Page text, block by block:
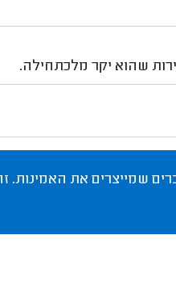
שהוא יקר מלכתחילה.
שמייצרים את